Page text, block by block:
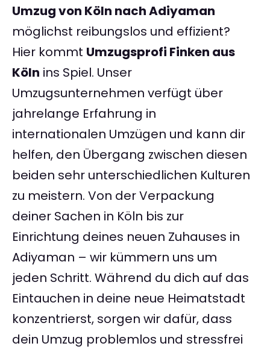
Umzug von Köln nach Adiyaman
möglichst reibungslos und effizient?
Hier kommt Umzugsprofi Finken aus
Köln ins Spiel. Unser
Umzugsunternehmen verfügt über
jahrelange Erfahrung in
internationalen Umzügen und kann dir
helfen, den Übergang zwischen diesen
beiden sehr unterschiedlichen Kulturen
zu meistern. Von der Verpackung
deiner Sachen in Köln bis zur
Einrichtung deines neuen Zuhauses in
Adiyaman – wir kümmern uns um
jeden Schritt. Während du dich auf das
Eintauchen in deine neue Heimatstadt
konzentrierst, sorgen wir dafür, dass
dein Umzug problemlos und stressfrei